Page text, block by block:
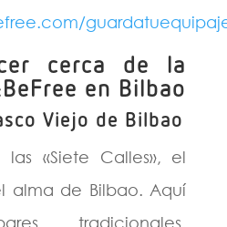
cerca de la
en Bilbao
Viejo de Bilbao
«Siete Calles», el
alma de Bilbao. Aquí
tradicionales,